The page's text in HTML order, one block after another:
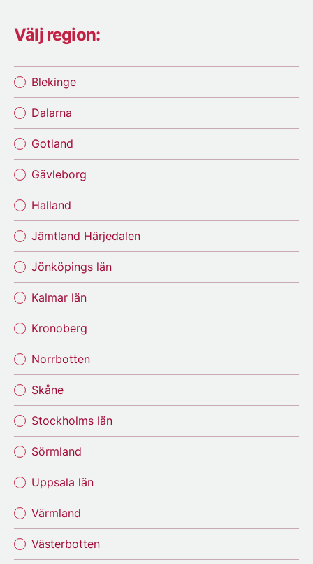
Välj region:
Blekinge
Dalarna
Gotland
Gävleborg
Halland
Jämtland Härjedalen
Jönköpings län
Kalmar län
Kronoberg
Norrbotten
Skåne
Stockholms län
Sörmland
Uppsala län
Värmland
Västerbotten